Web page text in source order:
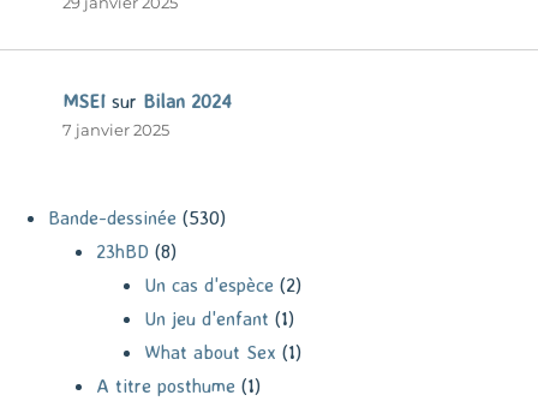
MSEI sur Bilan 2024
7 janvier 2025
Bande-dessinée (530)
23hBD (8)
Un cas d'espèce (2)
Un jeu d'enfant (1)
What about Sex (1)
A titre posthume (1)